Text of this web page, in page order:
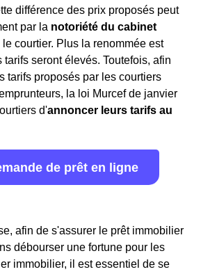
différence des prix proposés peut
par la notoriété du cabinet
courtier. Plus la renommée est
tarifs seront élevés. Toutefois, afin
tarifs proposés par les courtiers
la loi Murcef de janvier
d'annoncer leurs tarifs au
de prêt en ligne
afin de s'assurer le prêt immobilier
débourser une fortune pour les
immobilier, il est essentiel de se